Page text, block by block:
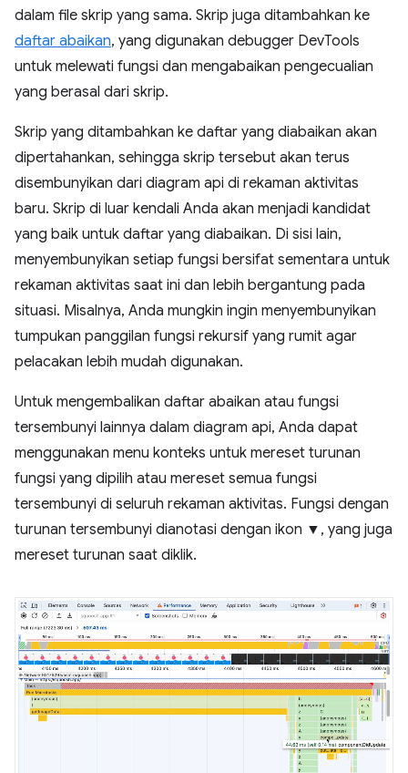
dalam file skrip yang sama. Skrip juga ditambahkan ke
daftar abaikan, yang digunakan debugger DevTools
untuk melewati fungsi dan mengabaikan pengecualian
yang berasal dari skrip.
Skrip yang ditambahkan ke daftar yang diabaikan akan
dipertahankan, sehingga skrip tersebut akan terus
disembunyikan dari diagram api di rekaman aktivitas
baru. Skrip di luar kendali Anda akan menjadi kandidat
yang baik untuk daftar yang diabaikan. Di sisi lain,
menyembunyikan setiap fungsi bersifat sementara untuk
rekaman aktivitas saat ini dan lebih bergantung pada
situasi. Misalnya, Anda mungkin ingin menyembunyikan
tumpukan panggilan fungsi rekursif yang rumit agar
pelacakan lebih mudah digunakan.
Untuk mengembalikan daftar abaikan atau fungsi
tersembunyi lainnya dalam diagram api, Anda dapat
menggunakan menu konteks untuk mereset turunan
fungsi yang dipilih atau mereset semua fungsi
tersembunyi di seluruh rekaman aktivitas. Fungsi dengan
turunan tersembunyi dianotasi dengan ikon ▼, yang juga
mereset turunan saat diklik.